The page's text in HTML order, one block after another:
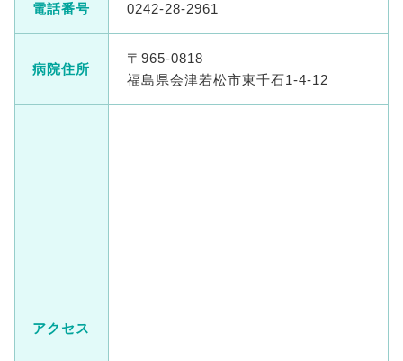
電話番号 0242-28-2961
病院住所
〒965-0818
福島県会津若松市東千石1-4-12
アクセス